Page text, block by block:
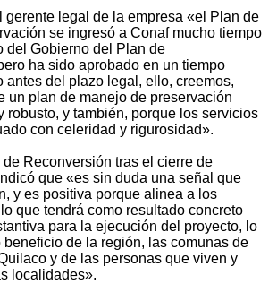
gerente legal de la empresa «el Plan de
se ingresó a Conaf mucho tiempo
del Gobierno del Plan de
ha sido aprobado en un tiempo
antes del plazo legal, ello, creemos,
un plan de manejo de preservación
robusto, y también, porque los servicios
con celeridad y rigurosidad».
Reconversión tras el cierre de
que «es sin duda una señal que
y es positiva porque alinea a los
que tendrá como resultado concreto
para la ejecución del proyecto, lo
beneficio de la región, las comunas de
y de las personas que viven y
localidades».